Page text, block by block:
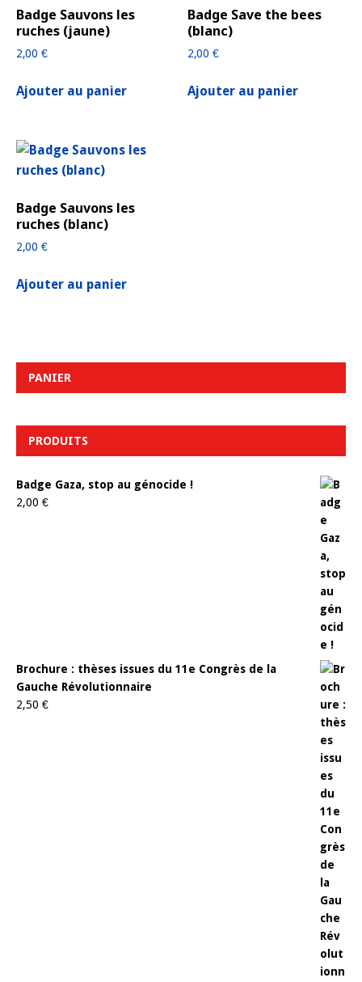
Badge Sauvons les
ruches (jaune)
2,00 €
Ajouter au panier
Badge Save the bees
(blanc)
2,00€
Ajouter au panier
Badge Sauvons les
ruches (blanc)
2,00 €
Ajouter au panier
PANIER
PRODUITS
Badge Gaza, stop au génocide !
2,00 €
Brochure : thèses issues du 11e Congrès de la
Gauche Révolutionnaire
2,50 €